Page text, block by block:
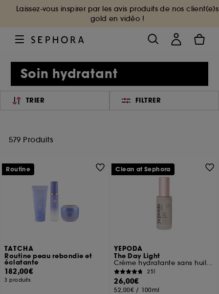
Laissez-vous inspirer par les avis produits de nos client(e)s
gold en vidéo !
Soin hydratant
TRIER FILTRER
579 Produits
TATCHA
Routine peau rebondie et
éclatante
182,00€
3 produits
Routine
YEPODA
The Day Light
Crème hydratante sans huiles à l'eau de rose et niacinamide
251
26,00€
52,00€ / 100ml
Clean at Sephora